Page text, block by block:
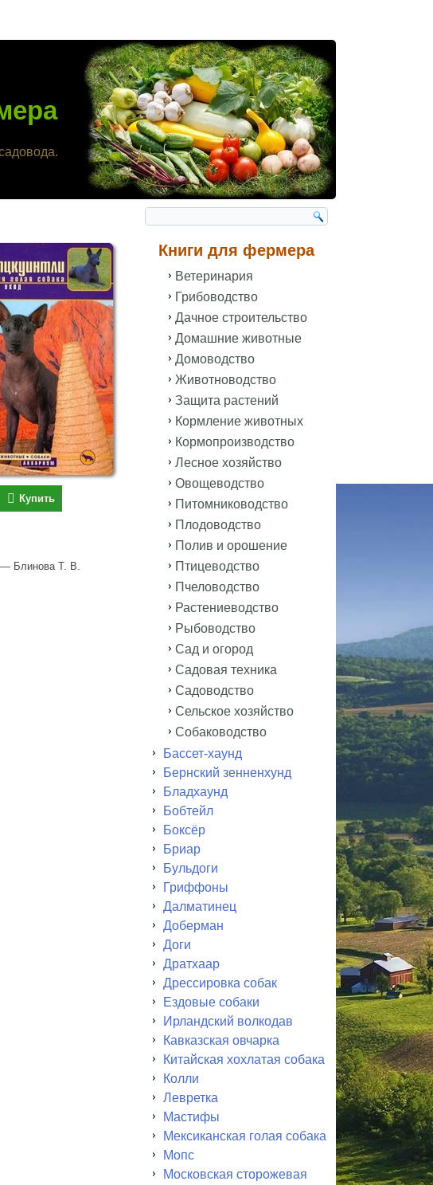
Купить
— Блинова Т. В.
Книги для фермера
Ветеринария
Грибоводство
Дачное строительство
Домашние животные
Домоводство
Животноводство
Защита растений
Кормление животных
Кормопроизводство
Лесное хозяйство
Овощеводство
Питомниководство
Плодоводство
Полив и орошение
Птицеводство
Пчеловодство
Растениеводство
Рыбоводство
Сад и огород
Садовая техника
Садоводство
Сельское хозяйство
Собаководство
Бассет-хаунд
Бернский зенненхунд
Бладхаунд
Бобтейл
Боксёр
Бриар
Бульдоги
Гриффоны
Далматинец
Доберман
Доги
Дратхаар
Дрессировка собак
Ездовые собаки
Ирландский волкодав
Кавказская овчарка
Китайская хохлатая собака
Колли
Левретка
Мастифы
Мексиканская голая собака
Мопс
Московская сторожевая